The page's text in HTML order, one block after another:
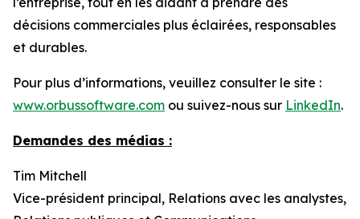
décisions commerciales plus éclairées, responsables
et durables.
Pour plus d’informations, veuillez consulter le site :
www.orbussoftware.com ou suivez-nous sur LinkedIn.
Demandes des médias :
Tim Mitchell
Vice-président principal, Relations avec les analystes,